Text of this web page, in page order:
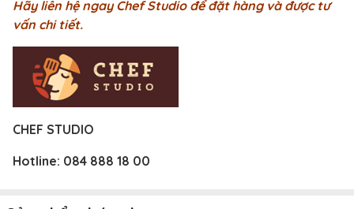
Hãy liên hệ ngay Chef Studio để đặt hàng và được tư
vấn chi tiết.
CHEF STUDIO
Hotline: 084 888 18 00